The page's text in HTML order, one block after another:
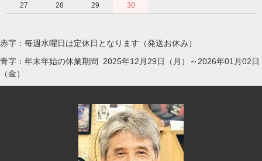
27
28 29 30
赤字：毎週水曜日は定休日となります（発送お休み）
青字：年末年始の休業期間 2025年12月29日（月）～2026年01月02日
（金）